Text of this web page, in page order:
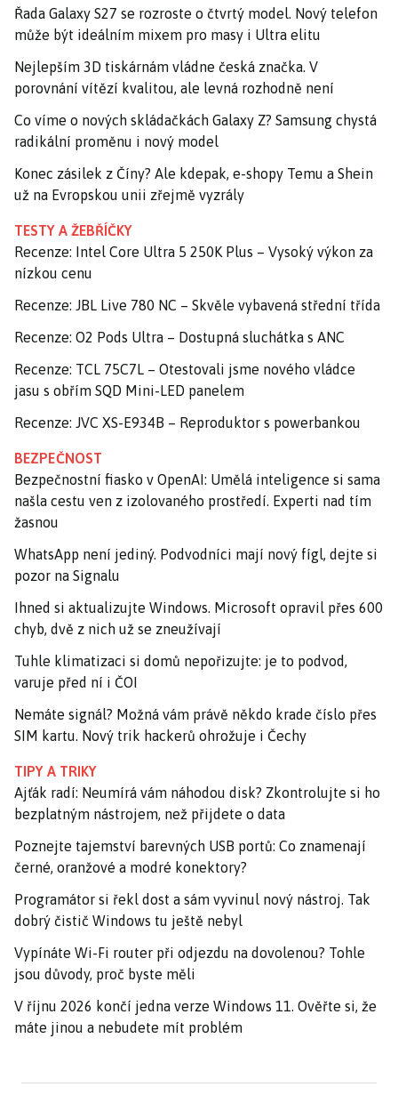
Řada Galaxy S27 se rozroste o čtvrtý model. Nový telefon
může být ideálním mixem pro masy i Ultra elitu
Nejlepším 3D tiskárnám vládne česká značka. V
porovnání vítězí kvalitou, ale levná rozhodně není
Co víme o nových skládačkách Galaxy Z? Samsung chystá
radikální proměnu i nový model
Konec zásilek z Číny? Ale kdepak, e-shopy Temu a Shein
už na Evropskou unii zřejmě vyzrály
TESTY A ŽEBŘÍČKY
Recenze: Intel Core Ultra 5 250K Plus – Vysoký výkon za
nízkou cenu
Recenze: JBL Live 780 NC – Skvěle vybavená střední třída
Recenze: O2 Pods Ultra – Dostupná sluchátka s ANC
Recenze: TCL 75C7L – Otestovali jsme nového vládce
jasu s obřím SQD Mini-LED panelem
Recenze: JVC XS-E934B – Reproduktor s powerbankou
BEZPEČNOST
Bezpečnostní fiasko v OpenAI: Umělá inteligence si sama
našla cestu ven z izolovaného prostředí. Experti nad tím
žasnou
WhatsApp není jediný. Podvodníci mají nový fígl, dejte si
pozor na Signalu
Ihned si aktualizujte Windows. Microsoft opravil přes 600
chyb, dvě z nich už se zneužívají
Tuhle klimatizaci si domů nepořizujte: je to podvod,
varuje před ní i ČOI
Nemáte signál? Možná vám právě někdo krade číslo přes
SIM kartu. Nový trik hackerů ohrožuje i Čechy
TIPY A TRIKY
Ajťák radí: Neumírá vám náhodou disk? Zkontrolujte si ho
bezplatným nástrojem, než přijdete o data
Poznejte tajemství barevných USB portů: Co znamenají
černé, oranžové a modré konektory?
Programátor si řekl dost a sám vyvinul nový nástroj. Tak
dobrý čistič Windows tu ještě nebyl
Vypínáte Wi-Fi router při odjezdu na dovolenou? Tohle
jsou důvody, proč byste měli
V říjnu 2026 končí jedna verze Windows 11. Ověřte si, že
máte jinou a nebudete mít problém